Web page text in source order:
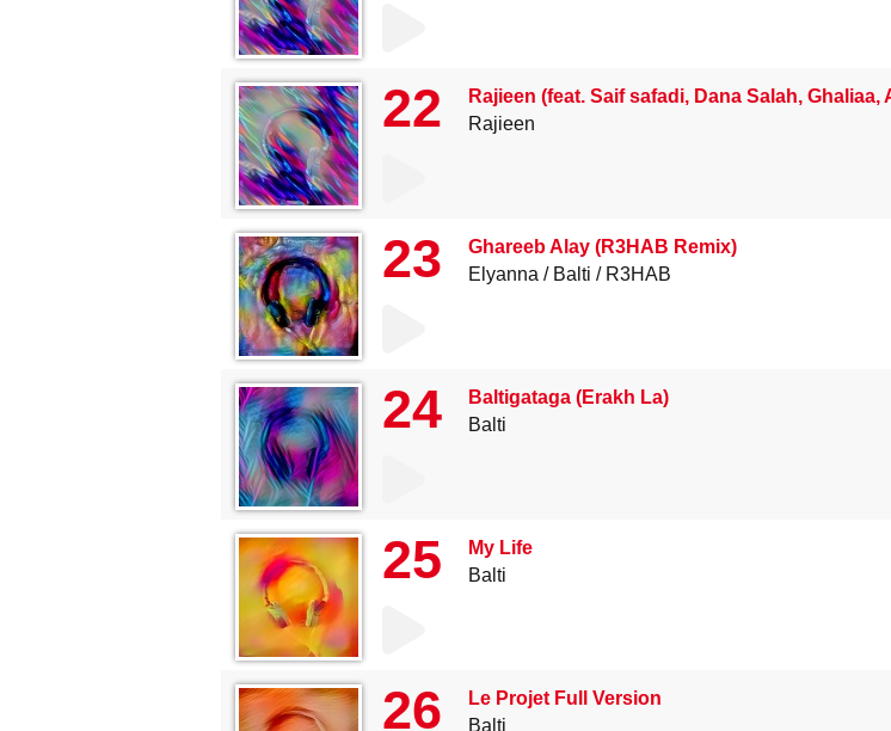
22
Rajieen (feat. Saif safadi, Dana Salah,
Rajieen
23
Ghareeb Alay (R3HAB Remix)
Elyanna
Balti R3HAB
24
Baltigataga (Erakh La)
Balti
25
My Life
Balti
26
Le Projet Full Version
Balti